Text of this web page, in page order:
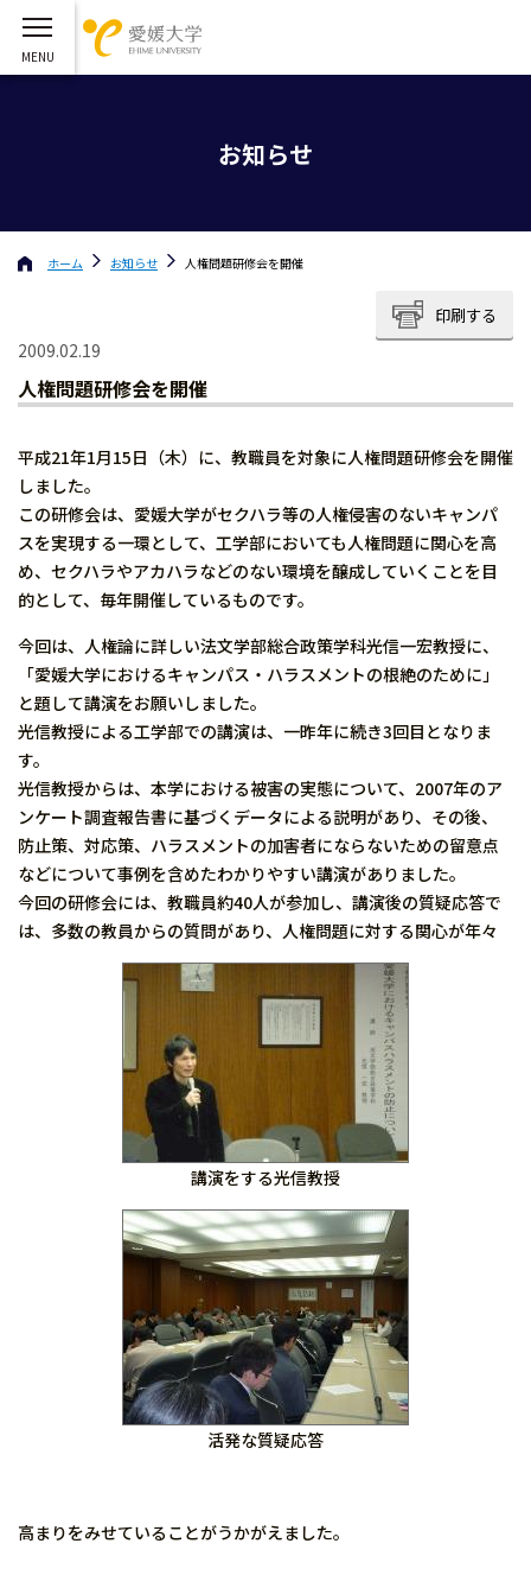
お知らせ
ホーム お知らせ 人権問題研修会を開催
印刷する
2009.02.19
人権問題研修会を開催
平成21年1月15日（木）に、教職員を対象に人権問題研修会を開催
しました。
この研修会は、愛媛大学がセクハラ等の人権侵害のないキャンパ
スを実現する一環として、工学部においても人権問題に関心を高
め、セクハラやアカハラなどのない環境を醸成していくことを目
的として、毎年開催しているものです。
今回は、人権論に詳しい法文学部総合政策学科光信一宏教授に、
「愛媛大学におけるキャンパス・ハラスメントの根絶のために」
と題して講演をお願いしました。
光信教授による工学部での講演は、一昨年に続き3回目となりま
す。
光信教授からは、本学における被害の実態について、2007年のア
ンケート調査報告書に基づくデータによる説明があり、その後、
防止策、対応策、ハラスメントの加害者にならないための留意点
などについて事例を含めたわかりやすい講演がありました。
今回の研修会には、教職員約40人が参加し、講演後の質疑応答で
は、多数の教員からの質問があり、人権問題に対する関心が年々
講演をする光信教授
活発な質疑応答
高まりをみせていることがうかがえました。